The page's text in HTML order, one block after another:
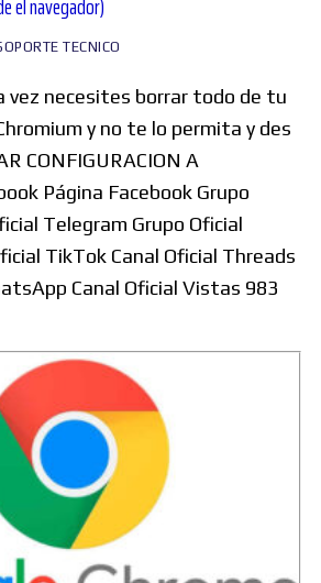
el navegador)
TECNICO
vez necesites borrar todo de tu
y no te lo permita y des
CONFIGURACION A
Página Facebook Grupo
Telegram Grupo Oficial
TikTok Canal Oficial Threads
Canal Oficial Vistas 983